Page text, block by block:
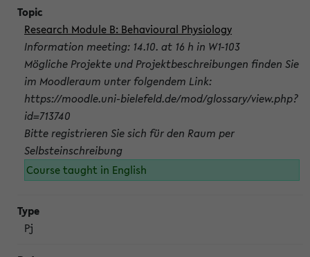
Research Module B: Behavioural Physiology
Information meeting: 14.10. at 16 h in W1-103
Mögliche Projekte und Projektbeschreibungen finden Sie
im Moodleraum unter folgendem Link:
https://moodle.uni-bielefeld.de/mod/glossary/view.php?
id=713740
Bitte registrieren Sie sich für den Raum per
Selbsteinschreibung
Course taught in English
Pj